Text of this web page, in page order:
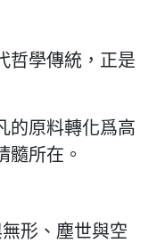
哲學傳統，正是
的原料轉化爲高
髓所在。
形、塵世與空